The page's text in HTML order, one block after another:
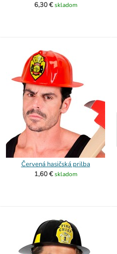
6,30 € skladom
Červená hasičská prilba
1,60 € skladom